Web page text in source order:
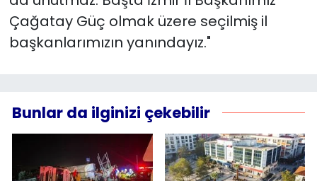
Çağatay Güç olmak üzere seçilmiş il
başkanlarımızın yanındayız."
Bunlar da ilginizi çekebilir